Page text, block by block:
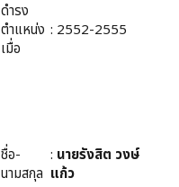
ดำรง
ตำแหน่ง
เมื่อ
: 2552-2555
ชื่อ-
นามสกุล
: นายรังสิต วงษ์
แก้ว